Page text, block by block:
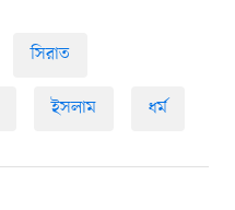
সিরাত
ইসলাম ধর্ম